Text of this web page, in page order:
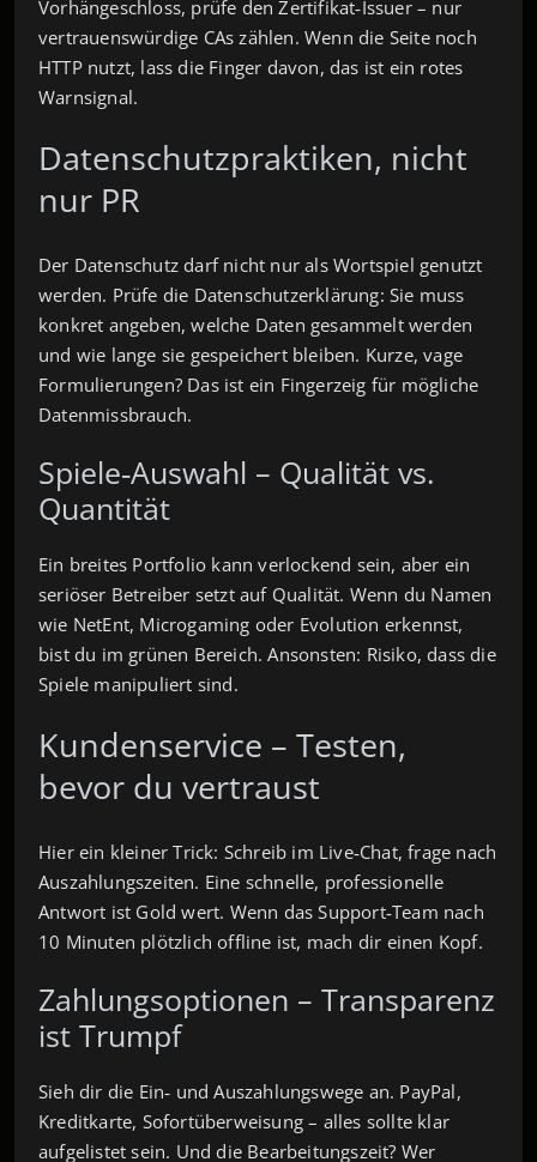
Vorhängeschloss, prüfe den Zertifikat‑Issuer – nur
vertrauenswürdige CAs zählen. Wenn die Seite noch
HTTP nutzt, lass die Finger davon, das ist ein rotes
Warnsignal.
Datenschutzpraktiken, nicht
nur PR
Der Datenschutz darf nicht nur als Wortspiel genutzt
werden. Prüfe die Datenschutzerklärung: Sie muss
konkret angeben, welche Daten gesammelt werden
und wie lange sie gespeichert bleiben. Kurze, vage
Formulierungen? Das ist ein Fingerzeig für mögliche
Datenmissbrauch.
Spiele‑Auswahl – Qualität vs.
Quantität
Ein breites Portfolio kann verlockend sein, aber ein
seriöser Betreiber setzt auf Qualität. Wenn du Namen
wie NetEnt, Microgaming oder Evolution erkennst,
bist du im grünen Bereich. Ansonsten: Risiko, dass die
Spiele manipuliert sind.
Kundenservice – Testen,
bevor du vertraust
Hier ein kleiner Trick: Schreib im Live‑Chat, frage nach
Auszahlungszeiten. Eine schnelle, professionelle
Antwort ist Gold wert. Wenn das Support‑Team nach
10 Minuten plötzlich offline ist, mach dir einen Kopf.
Zahlungsoptionen – Transparenz
ist Trumpf
Sieh dir die Ein‑ und Auszahlungswege an. PayPal,
Kreditkarte, Sofortüberweisung – alles sollte klar
aufgelistet sein. Und die Bearbeitungszeit? Wer